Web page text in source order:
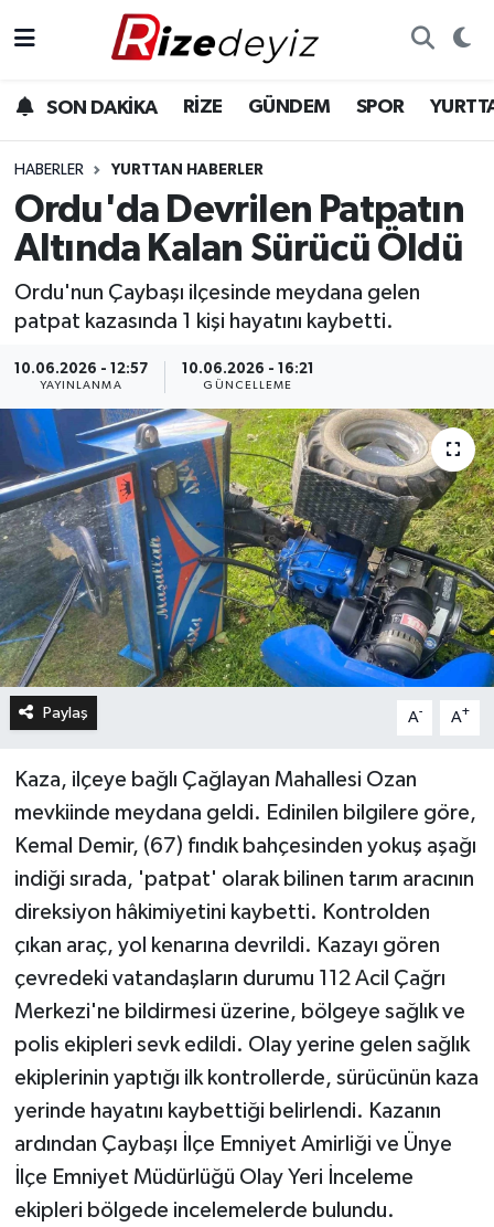
SON DAKİKA RİZE GÜNDEM SPOR
HABERLER YURTTAN HABERLER
Ordu'da Devrilen Patpatın
Altında Kalan Sürücü Öldü
Ordu'nun Çaybaşı ilçesinde meydana gelen
patpat kazasında 1 kişi hayatını kaybetti.
10.06.2026 - 12:57
YAYINLANMA
10.06.2026 - 16:21
GÜNCELLEME
Paylaş A- A+
Kaza, ilçeye bağlı Çağlayan Mahallesi Ozan
mevkiinde meydana geldi. Edinilen bilgilere göre,
Kemal Demir, (67) fındık bahçesinden yokuş aşağı
indiği sırada, 'patpat' olarak bilinen tarım aracının
direksiyon hâkimiyetini kaybetti. Kontrolden
çıkan araç, yol kenarına devrildi. Kazayı gören
çevredeki vatandaşların durumu 112 Acil Çağrı
Merkezi'ne bildirmesi üzerine, bölgeye sağlık ve
polis ekipleri sevk edildi. Olay yerine gelen sağlık
ekiplerinin yaptığı ilk kontrollerde, sürücünün kaza
yerinde hayatını kaybettiği belirlendi. Kazanın
ardından Çaybaşı İlçe Emniyet Amirliği ve Ünye
İlçe Emniyet Müdürlüğü Olay Yeri İnceleme
ekipleri bölgede incelemelerde bulundu.
Gündem
Yurttan Haberler
Ekonomi
Teknoloji
Sağlık
Rize Hava Durumu
Rize Trafik Yoğunluk Haritası
Süper Lig Puan Durumu ve Fikstür
Tüm Manşetler
Son Dakika Haberleri
Haber Arşivi